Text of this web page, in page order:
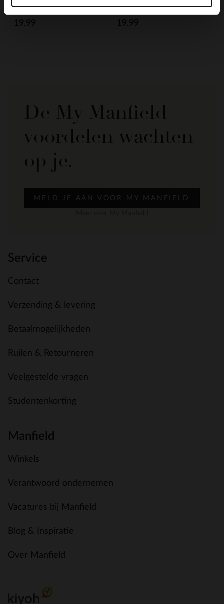
Beige kralenarmband
19.99
Beige ribbel pet
19.99
De My Manfield
voordelen wachten
op je.
MELD JE AAN VOOR MY MANFIELD
Service
Contact
Verzending & levering
Betaalmogelijkheden
Ruilen & Retourneren
Veelgestelde vragen
Studentenkorting
Manfield
Winkels
Verantwoord ondernemen
Vacatures bij Manfield
Blog & Inspiratie
Over Manfield